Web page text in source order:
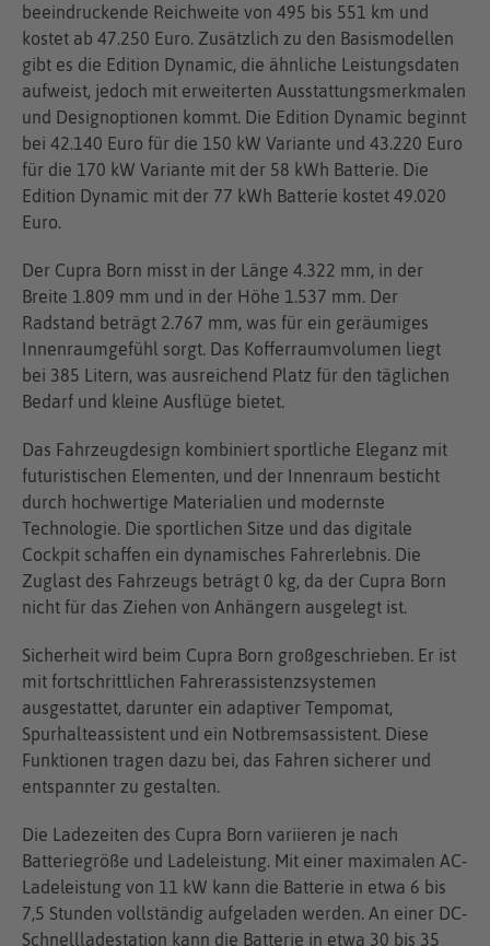
beeindruckende Reichweite von 495 bis 551 km und
kostet ab 47.250 Euro. Zusätzlich zu den Basismodellen
gibt es die Edition Dynamic, die ähnliche Leistungsdaten
aufweist, jedoch mit erweiterten Ausstattungsmerkmalen
und Designoptionen kommt. Die Edition Dynamic beginnt
bei 42.140 Euro für die 150 kW Variante und 43.220 Euro
für die 170 kW Variante mit der 58 kWh Batterie. Die
Edition Dynamic mit der 77 kWh Batterie kostet 49.020
Euro.
Der Cupra Born misst in der Länge 4.322 mm, in der
Breite 1.809 mm und in der Höhe 1.537 mm. Der
Radstand beträgt 2.767 mm, was für ein geräumiges
Innenraumgefühl sorgt. Das Kofferraumvolumen liegt
bei 385 Litern, was ausreichend Platz für den täglichen
Bedarf und kleine Ausflüge bietet.
Das Fahrzeugdesign kombiniert sportliche Eleganz mit
futuristischen Elementen, und der Innenraum besticht
durch hochwertige Materialien und modernste
Technologie. Die sportlichen Sitze und das digitale
Cockpit schaffen ein dynamisches Fahrerlebnis. Die
Zuglast des Fahrzeugs beträgt 0 kg, da der Cupra Born
nicht für das Ziehen von Anhängern ausgelegt ist.
Sicherheit wird beim Cupra Born großgeschrieben. Er ist
mit fortschrittlichen Fahrerassistenzsystemen
ausgestattet, darunter ein adaptiver Tempomat,
Spurhalteassistent und ein Notbremsassistent. Diese
Funktionen tragen dazu bei, das Fahren sicherer und
entspannter zu gestalten.
Die Ladezeiten des Cupra Born variieren je nach
Batteriegröße und Ladeleistung. Mit einer maximalen AC-
Ladeleistung von 11 kW kann die Batterie in etwa 6 bis
7,5 Stunden vollständig aufgeladen werden. An einer DC-
Schnellladestation kann die Batterie in etwa 30 bis 35